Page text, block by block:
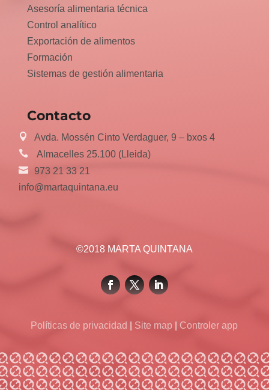
Asesoría alimentaria técnica
Control analítico
Exportación de alimentos
Formación
Sistemas de gestión alimentaria
Contacto
Avda. Mossén Cinto Verdaguer, 9 – bxos 4
Almacelles 25.100 (Lleida)
973 21 33 21
info@martaquintana.eu
©2018 MARTA QUINTANA
Políticas de privacidad Site map Controler app